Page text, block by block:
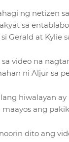
ng netizen
sa
Gerald at Kylie
video na
ni Aljur sa
hiwalayan
ang
dito ang